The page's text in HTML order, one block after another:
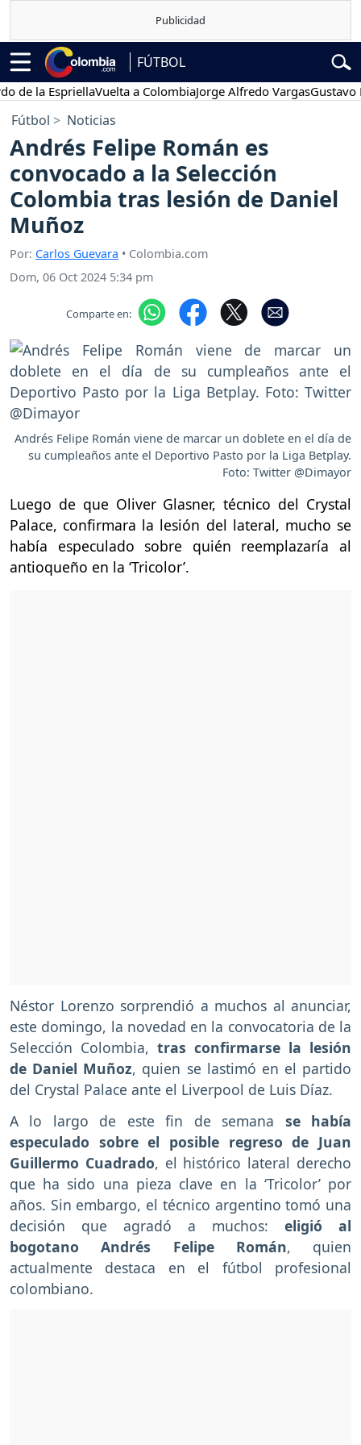
FÚTBOL
EspriellaVuelta a ColombiaJorge Alfredo VargasGustavo Petro
Fútbol Noticias
Andrés Felipe Román es
convocado a la Selección
Colombia tras lesión de Daniel
Muñoz
Por: Carlos Guevara • Colombia.com
Dom, 06 Oct 2024 5:34 pm
Comparte en:
Andrés Felipe Román viene de marcar un doblete en el día de
su cumpleaños ante el Deportivo Pasto por la Liga Betplay.
Foto: Twitter @Dimayor
Luego de que Oliver Glasner, técnico del Crystal
Palace, confirmara la lesión del lateral, mucho se
había especulado sobre quién reemplazaría al
antioqueño en la ‘Tricolor’.
Néstor Lorenzo sorprendió a muchos al anunciar,
este domingo, la novedad en la convocatoria de la
Selección Colombia, tras confirmarse la lesión
de Daniel Muñoz, quien se lastimó en el partido
del Crystal Palace ante el Liverpool de Luis Díaz.
A lo largo de este fin de semana se había
especulado sobre el posible regreso de Juan
Guillermo Cuadrado, el histórico lateral derecho
que ha sido una pieza clave en la ‘Tricolor’ por
años. Sin embargo, el técnico argentino tomó una
decisión que agradó a muchos: eligió al
bogotano Andrés Felipe Román, quien
actualmente destaca en el fútbol profesional
colombiano.